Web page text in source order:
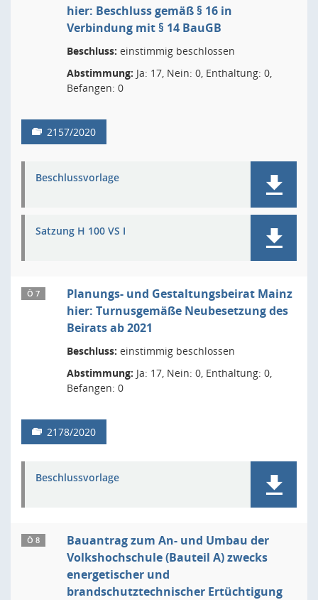
hier: Beschluss gemäß § 16 in
Verbindung mit § 14 BauGB
Beschluss: einstimmig beschlossen
Abstimmung: Ja: 17, Nein: 0, Enthaltung: 0,
Befangen: 0
2157/2020
Beschlussvorlage
Satzung H 100 VS I
Ö 7
Planungs- und Gestaltungsbeirat Mainz
hier: Turnusgemäße Neubesetzung des
Beirats ab 2021
Beschluss: einstimmig beschlossen
Abstimmung: Ja: 17, Nein: 0, Enthaltung: 0,
Befangen: 0
2178/2020
Beschlussvorlage
Ö 8
Bauantrag zum An- und Umbau der
Volkshochschule (Bauteil A) zwecks
energetischer und
brandschutztechnischer Ertüchtigung